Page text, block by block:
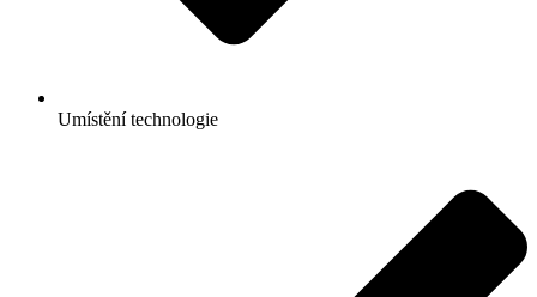
Umístění technologie